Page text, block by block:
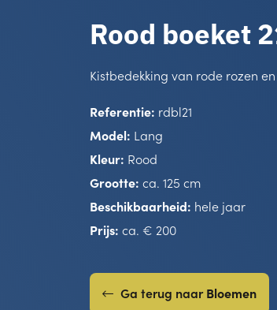
Rood boeket
Kistbedekking van rode rozen en
Referentie: rdbl21
Model: Lang
Kleur: Rood
Grootte: ca. 125 cm
Beschikbaarheid: hele jaar
Prijs: ca. € 200
Ga terug naarBloemen